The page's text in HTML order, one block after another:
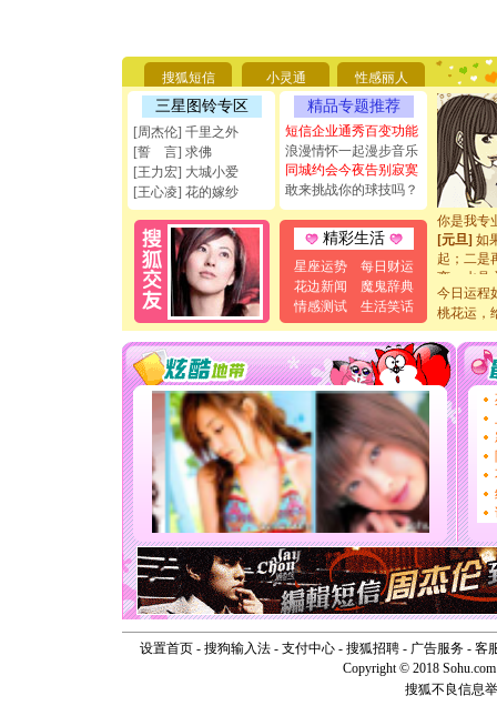
搜狐短信 小灵通 性感丽人
三星图铃专区
[周杰伦] 千里之外
[誓 言] 求佛
[王力宏] 大城小爱
[王心凌] 花的嫁纱
精品专题推荐
短信企业通秀百变功能
浪漫情怀一起漫步音乐
同城约会今夜告别寂寞
敢来挑战你的球技吗？
精彩生活
星座运势
每日财运
花边新闻
魔鬼辞典
情感测试
生活笑话
要平安！
[圣诞节]
能正大光
天都要快
[圣诞节]
如意,快
[元旦]看
断电。爱
你是我专
[元旦] 如
起；二是
离。水晶
[元旦]当
泣，这痛
卖了。水
[春节]风
颜！冬
道一声平
[春节]
传
片叶子
送你一
[圣诞节]
你太多
要平安
[圣诞节]
能正大
天都要快
[圣诞节]
如意,快
[元旦]看
断电。爱
你是我专
[元旦] 如
起；二是
今日运程
桃花运，
设置首页- 搜狗输入法- 支付中心- 搜狐招聘- 广告服务- 客
Copyright © 2018
搜狐不良信息